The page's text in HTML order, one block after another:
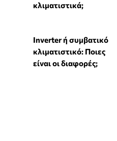
κλιματιστικά;
Inverter ή συμβατικό
κλιματιστικό: Ποιες
είναι οι διαφορές;